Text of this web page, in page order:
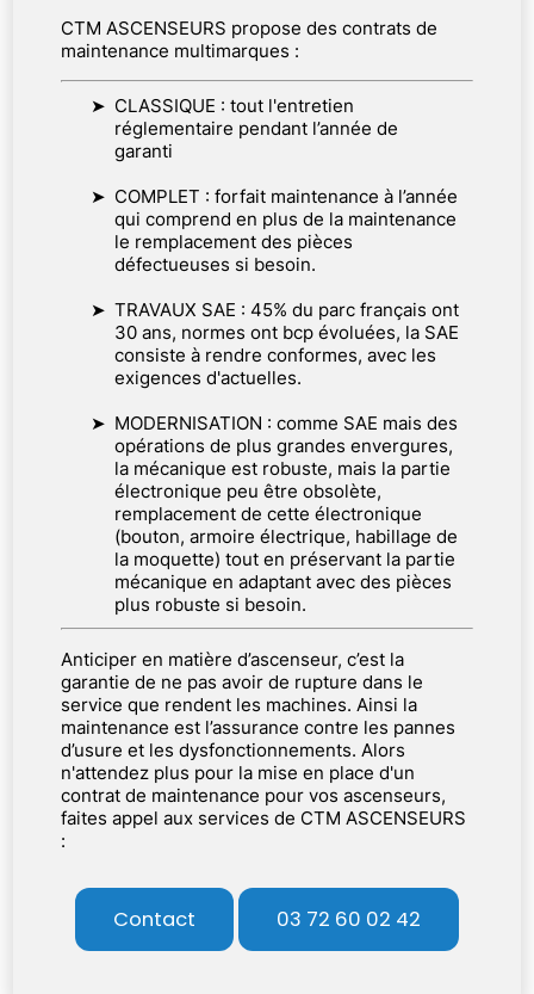
CTM ASCENSEURS propose des contrats de
maintenance multimarques :
CLASSIQUE : tout l'entretien
réglementaire pendant l’année de
garanti
COMPLET : forfait maintenance à l’année
qui comprend en plus de la maintenance
le remplacement des pièces
défectueuses si besoin.
TRAVAUX SAE : 45% du parc français ont
30 ans, normes ont bcp évoluées, la SAE
consiste à rendre conformes, avec les
exigences d'actuelles.
MODERNISATION : comme SAE mais des
opérations de plus grandes envergures,
la mécanique est robuste, mais la partie
électronique peu être obsolète,
remplacement de cette électronique
(bouton, armoire électrique, habillage de
la moquette) tout en préservant la partie
mécanique en adaptant avec des pièces
plus robuste si besoin.
Anticiper en matière d’ascenseur, c’est la
garantie de ne pas avoir de rupture dans le
service que rendent les machines. Ainsi la
maintenance est l’assurance contre les pannes
d’usure et les dysfonctionnements. Alors
n'attendez plus pour la mise en place d'un
contrat de maintenance pour vos ascenseurs,
faites appel aux services de CTM ASCENSEURS
:
Contact 03 72 60 02 42